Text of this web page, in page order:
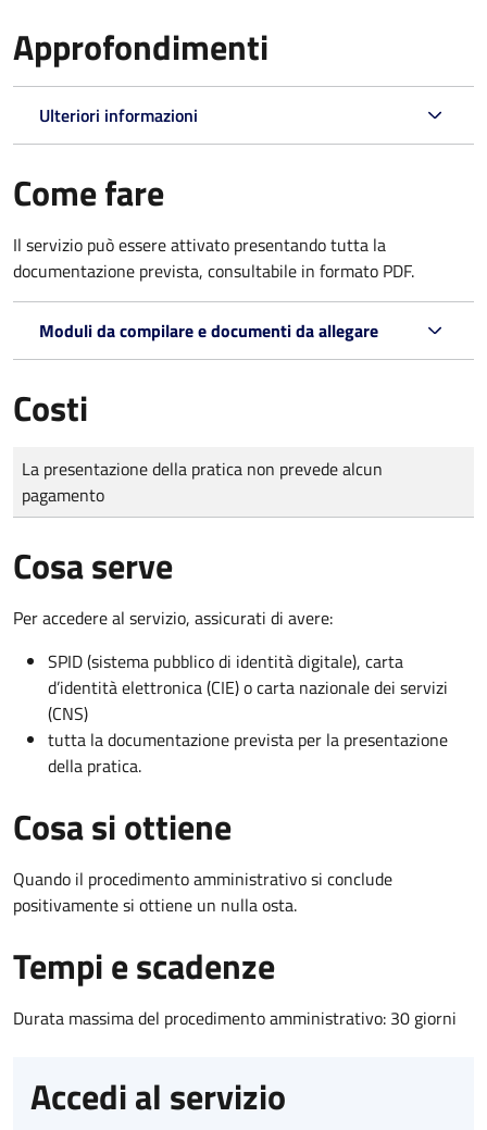
Approfondimenti
Ulteriori informazioni
Come fare
Il servizio può essere attivato presentando tutta la
documentazione prevista, consultabile in formato PDF.
Moduli da compilare e documenti da allegare
Costi
Tipo di pagamento
Importo
La presentazione della pratica non prevede alcun
pagamento
Cosa serve
Per accedere al servizio, assicurati di avere:
SPID (sistema pubblico di identità digitale), carta
d’identità elettronica (CIE) o carta nazionale dei servizi
(CNS)
tutta la documentazione prevista per la presentazione
della pratica.
Cosa si ottiene
Quando il procedimento amministrativo si conclude
positivamente si ottiene un nulla osta.
Tempi e scadenze
Durata massima del procedimento amministrativo: 30 giorni
Accedi al servizio